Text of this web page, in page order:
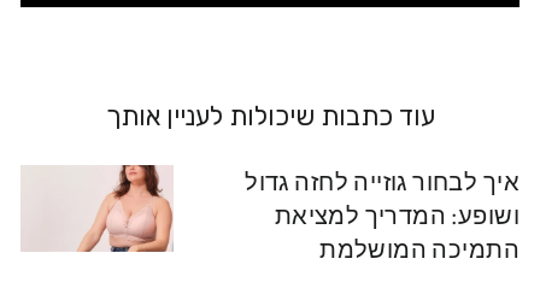
עוד כתבות שיכולות לעניין אותך
איך לבחור גוזייה לחזה גדול
ושופע: המדריך למציאת
התמיכה המושלמת